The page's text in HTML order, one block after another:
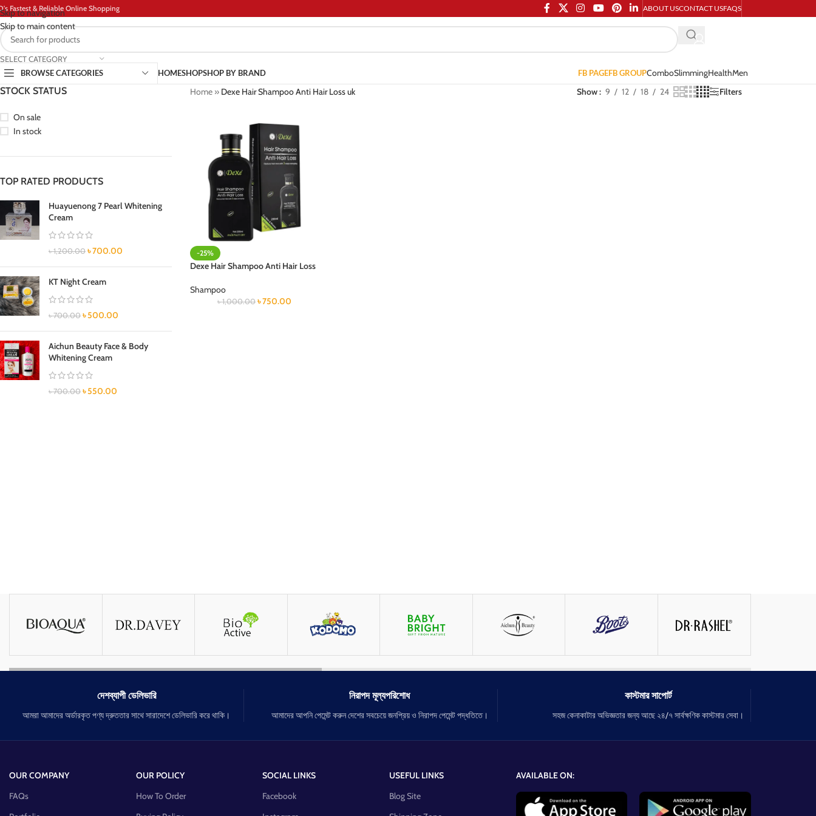
Skip to navigation
Skip to main content
Fastest & Reliable Online Shopping ABOUT USCONTACT USFAQS
SELECT CATEGORY
BROWSE CATEGORIES
HOMESHOPSHOP BY BRAND FB PAGEFB GROUPComboSlimmingHealthMen
STOCK STATUS
On sale
In stock
TOP RATED PRODUCTS
Huayuenong 7 Pearl Whitening
Cream
৳1,200.00 ৳700.00
KT Night Cream
৳700.00 ৳500.00
Aichun Beauty Face & Body
Whitening Cream
৳700.00 ৳550.00
Home» Dexe Hair Shampoo Anti Hair Loss uk Show 9 12 18 24 Filters
-25%
Dexe Hair Shampoo Anti Hair Loss
Shampoo
৳1,000.00 ৳750.00
দেশব্যাপী ডেলিভারি
আমরা আমাদের অর্ডারকৃত পণ্য দ্রুততার সাথে সারাদেশে ডেলিভারি করে থাকি।
নিরাপদ মূল্যপরিশোধ
আমাদের আপনি পেমেন্ট করুন দেশের সবচেয়ে জনপ্রিয় ও নিরাপদ পেমেন্ট পদ্ধতিতে।
কাস্টমার সাপোর্ট
সহজ কেনাকাটার অভিজ্ঞতার জন্য আছে ২৪/৭ সার্বক্ষণিক কাস্টমার সেবা।
OUR COMPANY
FAQs
OUR POLICY
How To Order
SOCIAL LINKS
Facebook
USEFUL LINKS
Blog Site
AVAILABLE ON: